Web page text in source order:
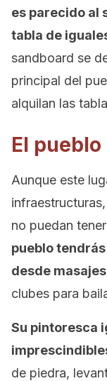
es parecido al
tabla de
sandboard se
principal del
alquilan las
El
Aunque este
no puedan
pueblo
desde
clubes para
Su pintoresca
de piedra,